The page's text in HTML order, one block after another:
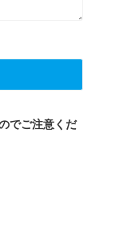
でご注意くだ